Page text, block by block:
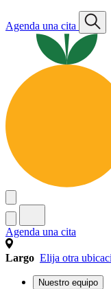
Agenda una cita
Agenda una cita
Largo Elija otra
Nuestro equipo